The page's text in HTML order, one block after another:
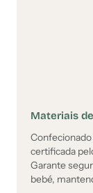
Materiais
certificada
Garante
bebé,